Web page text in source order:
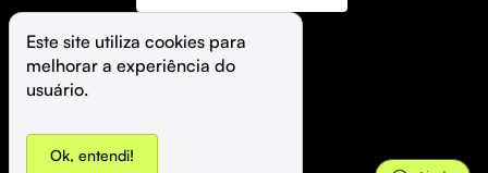
©️ Hubla Tecnologia Ltda • 2026
Este site utiliza cookies para
melhorar a experiência do
usuário.
Ok, entendi!